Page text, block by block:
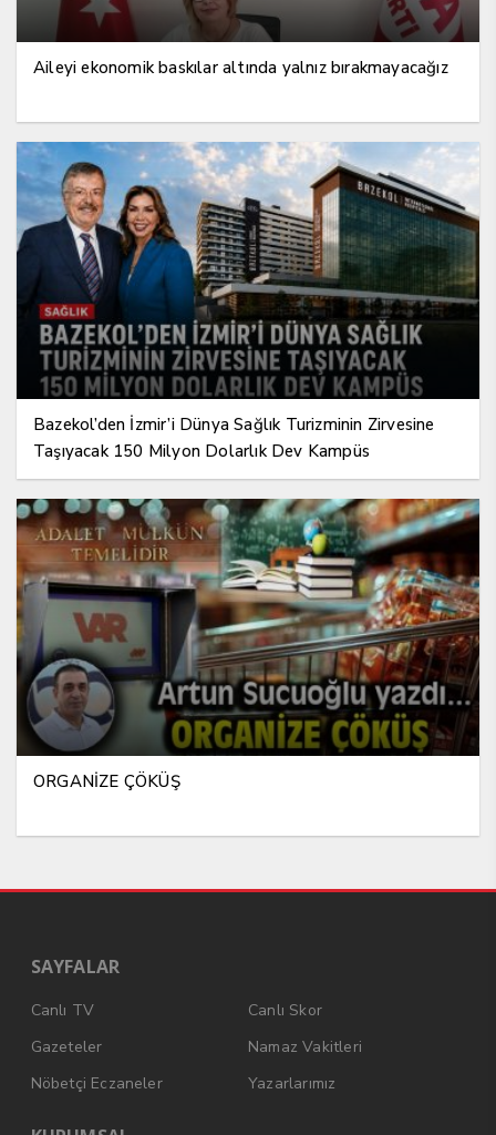
Aileyi ekonomik baskılar altında yalnız bırakmayacağız
Bazekol’den İzmir’i Dünya Sağlık Turizminin Zirvesine
Taşıyacak 150 Milyon Dolarlık Dev Kampüs
ORGANİZE ÇÖKÜŞ
SAYFALAR
Canlı TV
Canlı Skor
Gazeteler
Namaz Vakitleri
Nöbetçi Eczaneler
Yazarlarımız